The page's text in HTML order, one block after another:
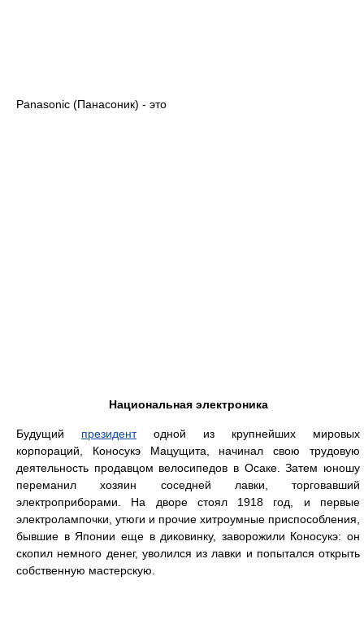
Panasonic (Панасоник) - это
Национальная электроника
Будущий президентодной из крупнейших мировых
корпораций, Коносукэ Мацущита, начинал свою трудовую
деятельность продавцом велосипедов в Осаке. Затем юношу
переманил хозяин соседней лавки, торговавший
электроприборами. На дворе стоял 1918 год, и первые
электролампочки, утюги и прочие хитроумные приспособления,
бывшие в Японии еще в диковинку, заворожили Коносукэ: он
скопил немного денег, уволился из лавки и попытался открыть
собственную мастерскую.